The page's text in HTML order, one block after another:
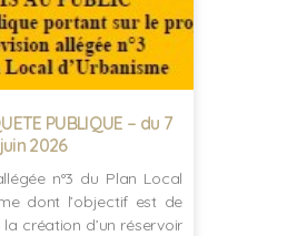
PUBLIQUE – du 7
2026
n°3 du Plan Local
dont l’objectif est de
création d’un réservoir